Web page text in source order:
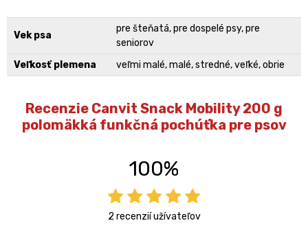
Vek psa
pre šteňatá, pre dospelé psy, pre
seniorov
Veľkosť plemena
veľmi malé, malé, stredné, veľké, obrie
Recenzie Canvit Snack Mobility 200 g
polomäkká funkčná pochúťka pre psov
100%
2 recenzií užívateľov